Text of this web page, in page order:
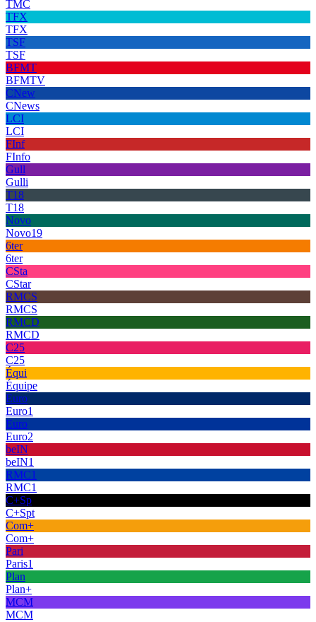
TMC
TFX
TFX
TSF
TSF
BFMT
BFMTV
CNew
CNews
LCI
LCI
FInf
FInfo
Gull
Gulli
T18
T18
Novo
Novo19
6ter
6ter
CSta
CStar
RMCS
RMCS
RMCD
RMCD
C25
C25
Équi
Équipe
Euro
Euro1
Euro
Euro2
beIN
beIN1
RMC1
RMC1
C+Sp
C+Spt
Com+
Com+
Pari
Paris1
Plan
Plan+
MCM
MCM